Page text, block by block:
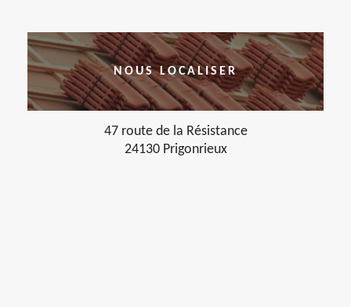
NOUS LOCALISER
47 route de la Résistance
24130 Prigonrieux